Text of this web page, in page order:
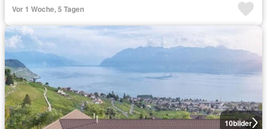
Vor 1 Woche, 5 Tagen
10bilder